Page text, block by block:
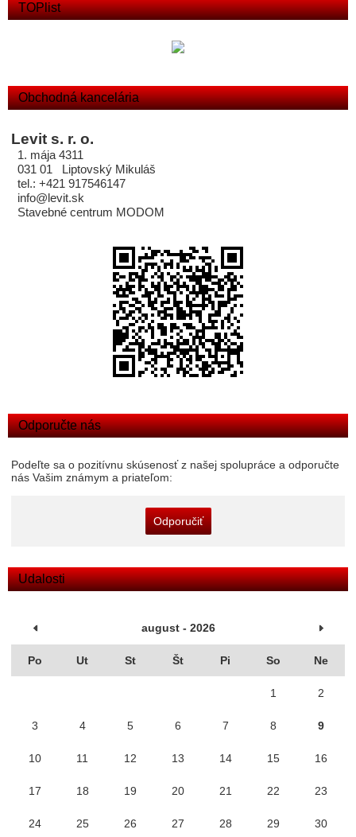
Obchodná kancelária
Levit s. r. o.
1. mája 4311
031 01 Liptovský Mikuláš
tel.: +421 917546147
info@levit.sk
Stavebné centrum MODOM
Odporučte nás
Podeľte sa o pozitívnu skúsenosť z našej spolupráce a odporučte
nás Vašim známym a priateľom:
Odporučiť
Udalosti
august - 2026
Po Ut St Št Pi So Ne
1 2
3 4 5 6 7 8 9
10 11 12 13 14 15 16
17 18 19 20 21 22 23
24 25 26 27 28 29 30
TOPlist